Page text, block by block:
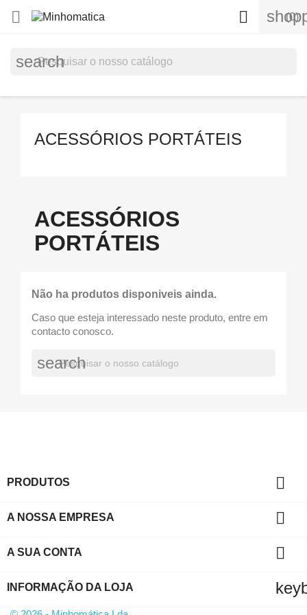
 (0)

search
ACESSÓRIOS PORTÁTEIS
ACESSÓRIOS
PORTÁTEIS
Não ha produtos disponiveis ainda.
Caso que esteja interessado neste produto, entre em
contacto conosco.
search
PRODUTOS 
A NOSSA EMPRESA 
A SUA CONTA 
INFORMAÇÃO DA LOJA